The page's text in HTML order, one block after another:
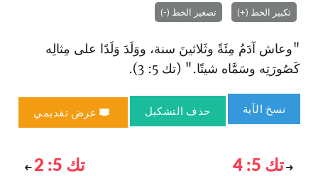
تكبير الخط (+) تصغير الخط (-)
"وعاش آدَمُ مِئَةً وثَلاثينَ سنة، ووَلَدَ وَلَدًا على مِثالِه
كَصُورَتِه وسَمَّاه شيتًا." (تك 5: 3).
نسخ الآية حذف التشكيل عرض تقديمي
تك 5: 4 تك 5: 2